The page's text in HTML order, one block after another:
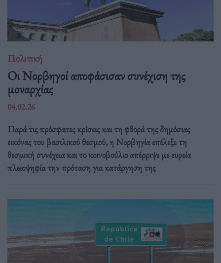
Πολιτική
Οι Νορβηγοί αποφάσισαν συνέχιση της
μοναρχίας
04.02.26
Παρά τις πρόσφατες κρίσεις και τη φθορά της δημόσιας
εικόνας του βασιλικού θεσμού, η Νορβηγία επέλεξε τη
θεσμική συνέχεια και το κοινοβούλιο απέρριψε με ευρεία
πλειοψηφία την πρόταση για κατάργηση της